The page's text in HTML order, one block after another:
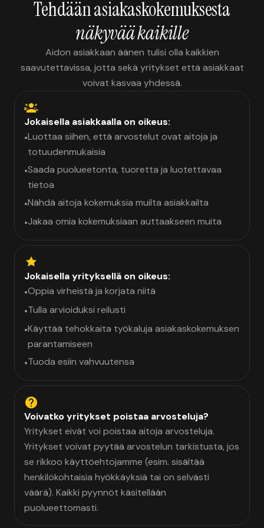
Tehdään asiakaskokemuksesta
näkyvää kaikille
Aidon asiakkaan äänen tulisi olla kaikkien
saavutettavissa, jotta sekä yritykset että asiakkaat
voivat kasvaa yhdessä.
Jokaisella asiakkaalla on oikeus:
•Luottaa siihen, että arvostelut ovat aitoja ja
totuudenmukaisia
•Saada puolueetonta, tuoretta ja luotettavaa
tietoa
•Nähdä aitoja kokemuksia muilta asiakkailta
•Jakaa omia kokemuksiaan auttaakseen muita
Jokaisella yrityksellä on oikeus:
•Oppia virheistä ja korjata niitä
•Tulla arvioiduksi reilusti
•Käyttää tehokkaita työkaluja asiakaskokemuksen
parantamiseen
•Tuoda esiin vahvuutensa
Voivatko yritykset poistaa arvosteluja?
Yritykset eivät voi poistaa aitoja arvosteluja.
Yritykset voivat pyytää arvostelun tarkistusta, jos
se rikkoo käyttöehtojamme (esim. sisältää
henkilökohtaisia hyökkäyksiä tai on selvästi
väärä). Kaikki pyynnöt käsitellään
puolueettomasti.